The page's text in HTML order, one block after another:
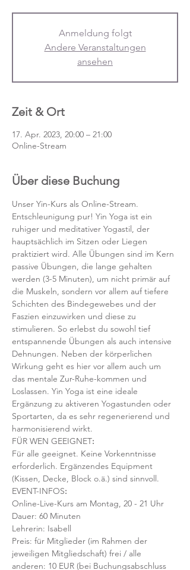
Anmeldung folgt
Andere Veranstaltungen
ansehen
Zeit & Ort
17. Apr. 2023, 20:00 – 21:00
Online-Stream
Über diese Buchung
Unser Yin-Kurs als Online-Stream.
Entschleunigung pur! Yin Yoga ist ein
ruhiger und meditativer Yogastil, der
hauptsächlich im Sitzen oder Liegen
praktiziert wird. Alle Übungen sind im Kern
passive Übungen, die lange gehalten
werden (3-5 Minuten), um nicht primär auf
die Muskeln, sondern vor allem auf tiefere
Schichten des Bindegewebes und der
Faszien einzuwirken und diese zu
stimulieren. So erlebst du sowohl tief
entspannende Übungen als auch intensive
Dehnungen. Neben der körperlichen
Wirkung geht es hier vor allem auch um
das mentale Zur-Ruhe-kommen und
Loslassen. Yin Yoga ist eine ideale
Ergänzung zu aktiveren Yogastunden oder
Sportarten, da es sehr regenerierend und
harmonisierend wirkt.
FÜR WEN GEEIGNET:
Für alle geeignet. Keine Vorkenntnisse
erforderlich. Ergänzendes Equipment
(Kissen, Decke, Block o.ä.) sind sinnvoll.
EVENT-INFOS:
Online-Live-Kurs am Montag, 20 - 21 Uhr
Dauer: 60 Minuten
Lehrerin: Isabell
Preis: für Mitglieder (im Rahmen der
jeweiligen Mitgliedschaft) frei / alle
anderen: 10 EUR (bei Buchungsabschluss